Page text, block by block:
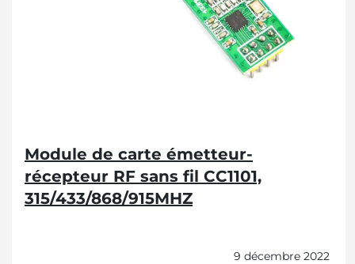
Module de carte émetteur-
récepteur RF sans fil CC1101,
315/433/868/915MHZ
9 décembre 2022